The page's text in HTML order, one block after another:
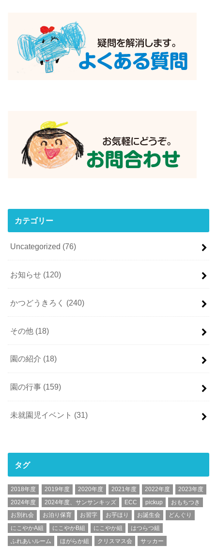
カテゴリー
Uncategorized (76)
お知らせ (120)
かつどうきろく (240)
その他 (18)
園の紹介 (18)
園の行事 (159)
未就園児イベント (31)
タグ
2018年度 2019年度 2020年度 2021年度 2022年度
2023年度
2024年度
2024年度、サンサンキッズ ECC pickup
おもちつき
お別れ会
お泊り保育 お習字 お芋ほり お誕生会
どんぐり
にこやかA組
にこやかB組 にこやか組
はつらつ組
ふれあいルーム
ほがらか組 クリスマス会
サッカー